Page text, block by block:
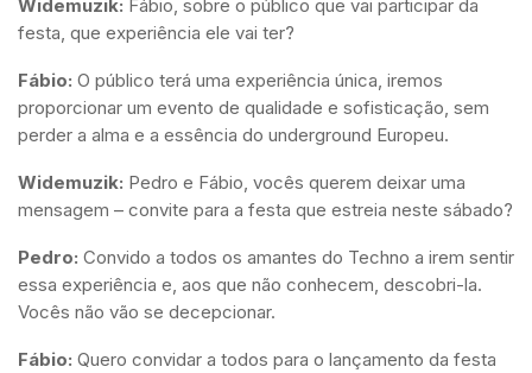
Widemuzik: Fábio, sobre o público que vai participar da
festa, que experiência ele vai ter?
Fábio: O público terá uma experiência única, iremos
proporcionar um evento de qualidade e sofisticação, sem
perder a alma e a essência do underground Europeu.
Widemuzik: Pedro e Fábio, vocês querem deixar uma
mensagem – convite para a festa que estreia neste sábado?
Pedro: Convido a todos os amantes do Techno a irem sentir
essa experiência e, aos que não conhecem, descobri-la.
Vocês não vão se decepcionar.
Fábio: Quero convidar a todos para o lançamento da festa